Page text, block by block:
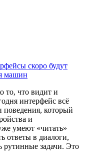
скоро будут
машин
то, что видит и
интерфейс всё
поведения, который
и
умеют «читать»
ответы в диалоги,
рутинные задачи. Это